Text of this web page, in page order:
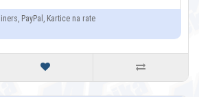
PayPal, Kartice na rate